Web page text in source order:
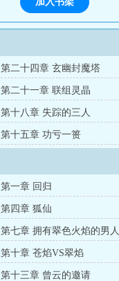
第二十四章 玄幽封魔塔
第二十一章 联组灵晶
第十八章 失踪的三人
第十五章 功亏一篑
第一章 回归
第四章 狐仙
第七章 拥有翠色火焰的男人
第十章 苍焰VS翠焰
第十三章 曾云的邀请